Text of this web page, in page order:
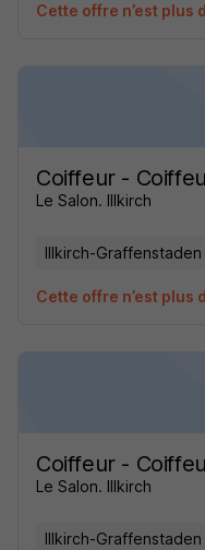
Cette offre n’est
Coiffeur -
Le Salon. Illkirch
Illkirch-
Cette offre n’est
Coiffeur -
Le Salon. Illkirch
Illkirch-